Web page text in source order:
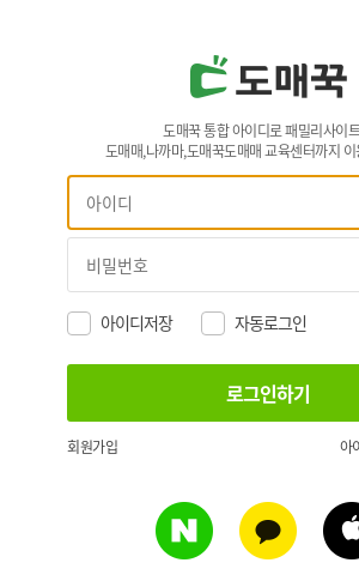
도매꾹 통합 아이디로 패밀리사이
도매매,나까마,도매꾹도매매 교육센터까지
아이디저장 자동로그인
회원가입 아